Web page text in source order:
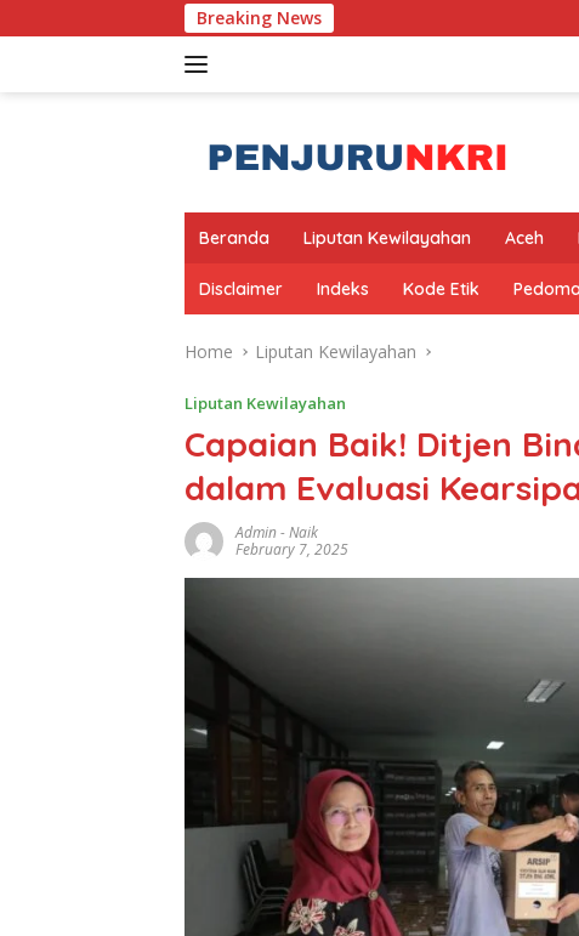
to
Breaking News
Beranda Liputan Kewilayahan Aceh
Disclaimer Indeks Kode Etik
Home Liputan Kewilayahan
Liputan Kewilayahan
Capaian Baik! Ditjen
dalam Evaluasi
Admin-Naik
February 7, 2025